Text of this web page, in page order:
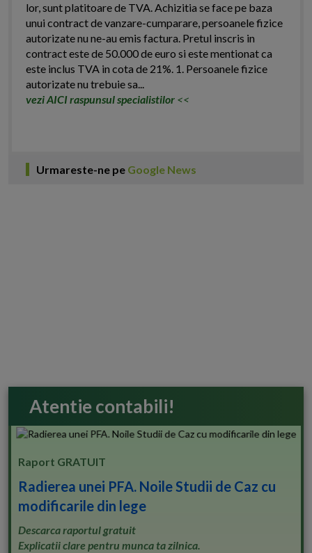
lor, sunt platitoare de TVA. Achizitia se face pe baza
unui contract de vanzare-cumparare, persoanele fizice
autorizate nu ne-au emis factura. Pretul inscris in
contract este de 50.000 de euro si este mentionat ca
este inclus TVA in cota de 21%. 1. Persoanele fizice
autorizate nu trebuie sa...
vezi AICI raspunsul specialistilor <<
Urmareste-ne pe Google News
Atentie contabili!
Raport GRATUIT
Radierea unei PFA. Noile Studii de Caz cu
modificarile din lege
Descarca raportul gratuit
Explicatii clare pentru munca ta zilnica.